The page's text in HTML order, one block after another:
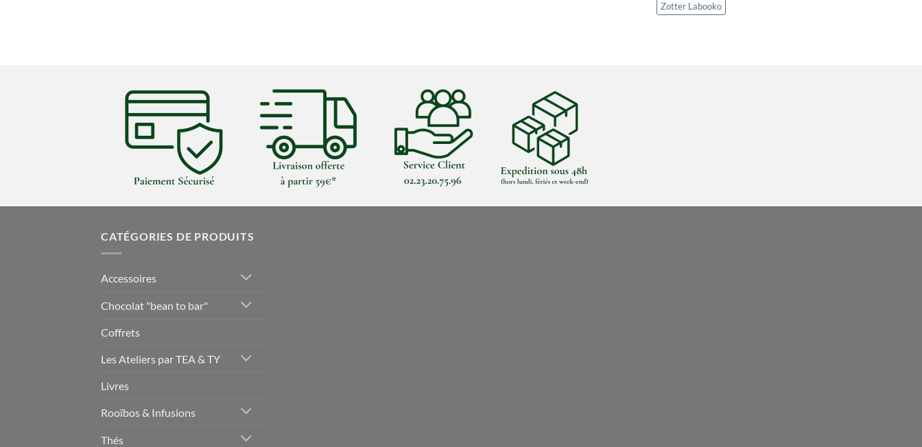
Zotter Labooko
CATÉGORIES DE PRODUITS
Accessoires
Chocolat "bean to bar"
Coffrets
Les Ateliers par TEA & TY
Livres
Rooïbos & Infusions
Thés